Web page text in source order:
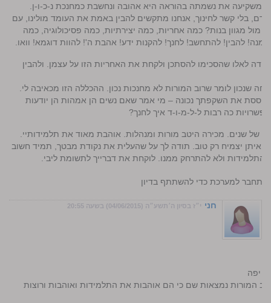
שמשקיעה את נשמתה בהוראה היא אהובה ונחשבת כמחנכת נ-כ-ו-ן.
בלי קשר לחינוך, אנחנו מתקשים להבין באמת את העומד מולינו, עם
מול מגוון בנות? כמה אחריות, כמה יצירתיות, כמה פסיכולוגיה, כמה
להבין! להתחשב! לחנך! להקנות ידע! אהבת ה'! להוות דוגמא! וואו.
לאלו שהסכימו להסתכן ולקחת את האחריות הזו על עצמן. ולהבין
שנכון לומר שרוב המורות לא מחנכות נכון. ההכללה הזו מכאיבה לי.
ביססת את השקפתך נכונה – מי אמר שאם נשים הן אמהות הן יודעות
כה רבות ל-ל-מ-ו-ד איך לחנך?
של שנים. מכירה היטב מורות ומנהלות. אוהבת מאוד את תלמידותיי.
איתן יצמיח רק טוב. תודה לך על שהעלית את נקודת מבטך, תמיד חשוב
ולא להתרחק ממנו. לוקחת את דברייך לתשומת ליבי.
התחבר למערכת כדי להשתתף בדיון
חני י״ז בסיון ה׳תשע״ה (04/06/2015) בשעה 20:55
יפה
רוב המורות נמצאות שם כי הם אוהבות את התלמידות ואוהבות ורוצות